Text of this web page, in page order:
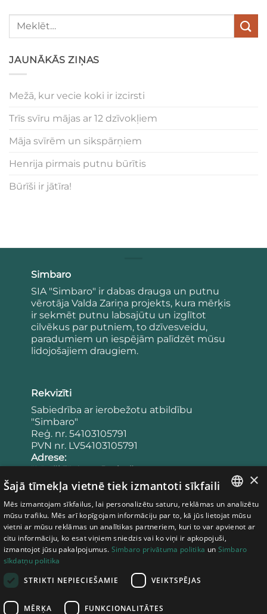
JAUNĀKĀS ZIŅAS
Mežā, kur vecie koki ir izcirsti
Trīs svīru mājas ar 12 dzīvokļiem
Māja svīrēm un sikspārņiem
Henrija pirmais putnu būrītis
Būrīši ir jātīra!
Simbaro
SIA "Simbaro" ir dabas drauga un putnu
vērotāja Valda Zariņa projekts, kura mērķis
ir sekmēt putnu labsajūtu un izglītot
cilvēkus par putniem, to dzīvesveidu,
paradumiem un iespējām palīdzēt mūsu
lidojošajiem draugiem.
Rekvizīti
Sabiedrība ar ierobežotu atbildību
"Simbaro"
Reģ. nr. 54103105791
PVN nr. LV54103105791
Adrese:
"Lācīši 3", Agra, Drabešu pagasts,
Cēsu novads, LV-4101
Latvija
Banka:
Konta numurs: LV65UNLA0050023953443
Bankas kods: UNLALV2X
Pirkšanas noteikumi
LATVIAN
ESTONIAN
LITHUANIAN
×
Šajā tīmekļa vietnē tiek izmantoti sīkfaili
Mēs izmantojam sīkfailus, lai personalizētu saturu, reklāmas un analizētu
mūsu trafiku. Mēs arī kopīgojam informāciju par to, kā jūs lietojat mūsu
vietni ar mūsu reklāmas un analītikas partneriem, kuri to var apvienot ar
citu informāciju, ko esat viņiem sniedzis vai ko viņi ir apkopojuši,
izmantojot jūsu pakalpojumus. Simbaro privātuma politika un Simbaro
sīkdatņu politika
STRIKTI NEPIECIEŠAMIE
VEIKTSPĒJAS
MĒRĶA FUNKCIONALITĀTES